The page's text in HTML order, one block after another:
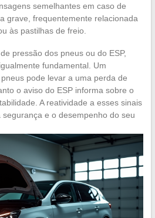
semelhantes em caso de
grave, frequentemente relacionada
às pastilhas de freio.
pressão dos pneus ou do ESP,
fundamental. Um
pode levar a uma perda de
o aviso do ESP informa sobre o
A reatividade a esses sinais
e o desempenho do seu